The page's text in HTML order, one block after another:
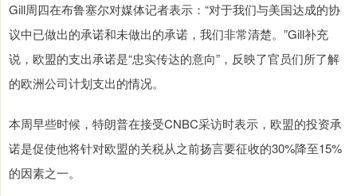
Gill周四在布鲁塞尔对媒体记者表示：“对于我们与美国达成的协
议中已做出的承诺和未做出的承诺，我们非常清楚。”Gill补充
说，欧盟的支出承诺是“忠实传达的意向”，反映了官员们所了解
的欧洲公司计划支出的情况。
本周早些时候，特朗普在接受CNBC采访时表示，欧盟的投资承
诺是促使他将针对欧盟的关税从之前扬言要征收的30%降至15%
的因素之一。